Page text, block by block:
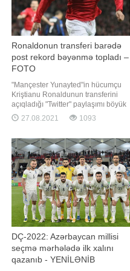
Ronaldonun transferi barədə
post rekord bəyənmə topladı –
FOTO
"Mançester Yunayted"in hücumçu
Kriştianu Ronaldunun transferini
açıqladığı "Twitter" paylaşımı böyük
rəğbət qazanıb. Dərc olunduğu ilk
saatdaca postu bir milyon nəfər
Qeyd edək ki, portuqaliyalı məhz bu
komandadakı çıxışı sayəsində
ulduza çevrilib
27.08.2021 1093
DÇ-2022: Azərbaycan millisi
seçmə mərhələdə ilk xalını
qazanıb - YENİLƏNİB